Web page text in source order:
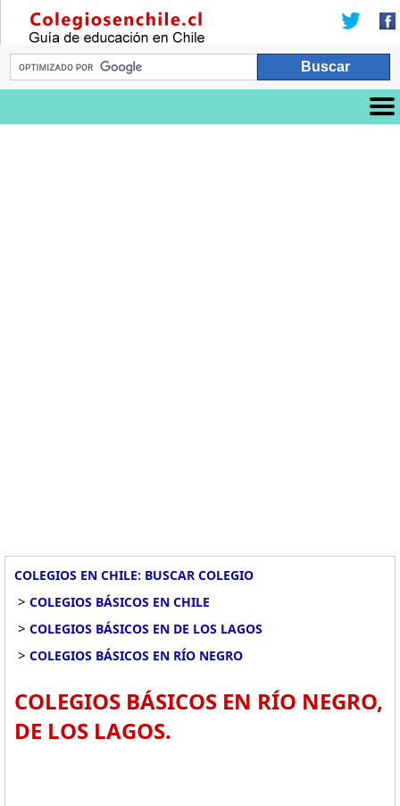
COLEGIOS EN CHILE: BUSCAR COLEGIO
> COLEGIOS BÁSICOS EN CHILE
> COLEGIOS BÁSICOS EN DE LOS LAGOS
> COLEGIOS BÁSICOS EN RÍO NEGRO
COLEGIOS BÁSICOS EN RÍO NEGRO,
DE LOS LAGOS.